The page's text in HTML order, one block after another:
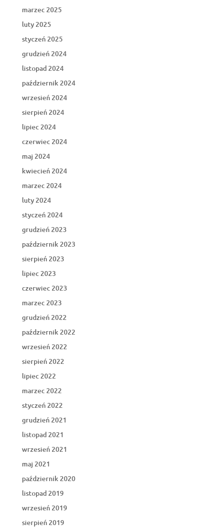
marzec 2025
luty 2025
styczeń 2025
grudzień 2024
listopad 2024
październik 2024
wrzesień 2024
sierpień 2024
lipiec 2024
czerwiec 2024
maj 2024
kwiecień 2024
marzec 2024
luty 2024
styczeń 2024
grudzień 2023
październik 2023
sierpień 2023
lipiec 2023
czerwiec 2023
marzec 2023
grudzień 2022
październik 2022
wrzesień 2022
sierpień 2022
lipiec 2022
marzec 2022
styczeń 2022
grudzień 2021
listopad 2021
wrzesień 2021
maj 2021
październik 2020
listopad 2019
wrzesień 2019
sierpień 2019